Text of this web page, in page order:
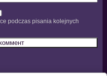
podczas pisania kolejnych